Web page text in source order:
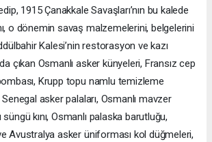
1915 Çanakkale Savaşları’nın bu kalede
o dönemin savaş malzemelerini, belgelerini
Kalesi’nin restorasyon ve kazı
çıkan Osmanlı asker künyeleri, Fransız cep
Krupp topu namlu temizleme
asker palaları, Osmanlı mavzer
kını, Osmanlı palaska barutluğu,
Avustralya asker üniforması kol düğmeleri,